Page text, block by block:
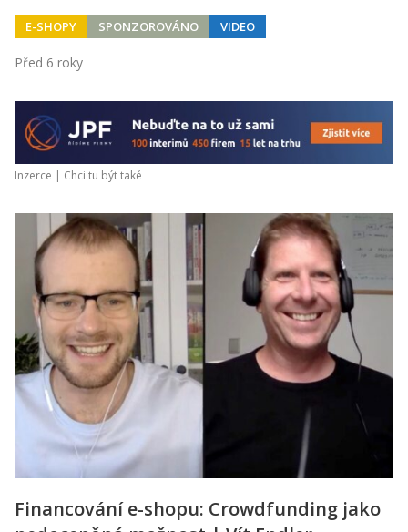
E-SHOPY SPONZOROVÁNO VIDEO
Před 6 roky
Inzerce | Chci tu být také
Financování e-shopu: Crowdfunding jako